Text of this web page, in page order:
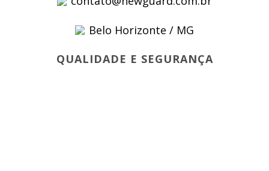
Belo Horizonte / MG
QUALIDADE E SEGURANÇA